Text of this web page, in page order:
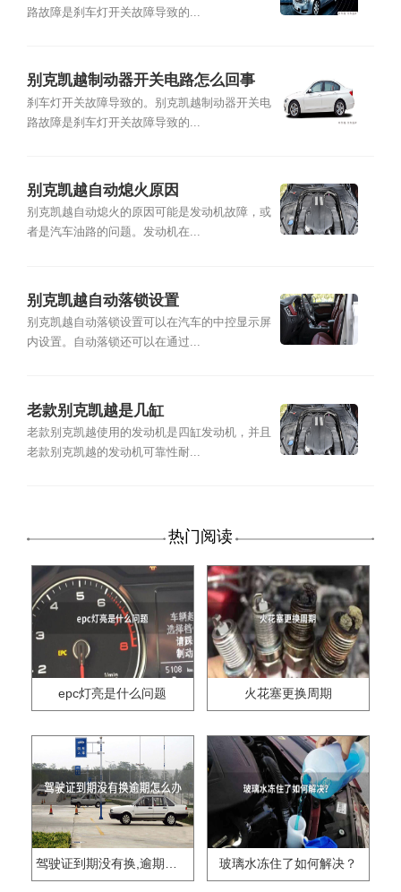
路故障是刹车灯开关故障导致的...
别克凯越制动器开关电路怎么回事
刹车灯开关故障导致的。别克凯越制动器开关电
路故障是刹车灯开关故障导致的...
别克凯越自动熄火原因
别克凯越自动熄火的原因可能是发动机故障，或
者是汽车油路的问题。发动机在...
别克凯越自动落锁设置
别克凯越自动落锁设置可以在汽车的中控显示屏
内设置。自动落锁还可以在通过...
老款别克凯越是几缸
老款别克凯越使用的发动机是四缸发动机，并且
老款别克凯越的发动机可靠性耐...
热门阅读
epc灯亮是什么问题 火花塞更换周期
驾驶证到期没有换,逾期怎么办?? 玻璃水冻住了如何解决？